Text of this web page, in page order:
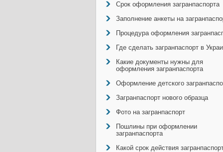
Срок оформления загранпаспорта
Заполнение анкеты на
Процедура оформления
Где сделать загранпаспорт в
Какие документы нужны для
оформления загранпаспорта
Оформление детского
Загранпаспорт нового образца
Фото на загранпаспорт
Пошлины при оформлении
загранпаспорта
Какой срок действия